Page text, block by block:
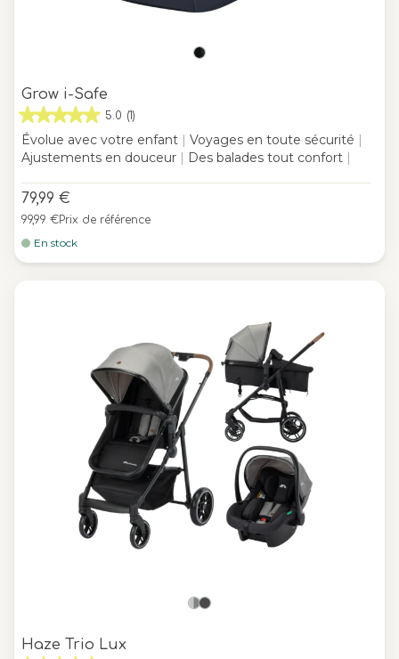
Grow i-Safe
5.0 (1)
Évolue avec votre enfant | Voyages en toute sécurité |
Ajustements en douceur | Des balades tout confort |
79,99 €
99,99 €Prix de référence
En stock
Haze Trio Lux